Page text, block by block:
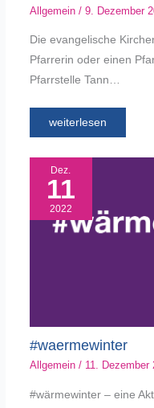
Allgemein/ 9. Dezember
Die evangelische
Pfarrerin oder einen
Pfarrstelle Tann…
weiterlesen
Dez.
11
2022
#waermewinter
Allgemein/ 11. Dezember
#wärmewinter – eine